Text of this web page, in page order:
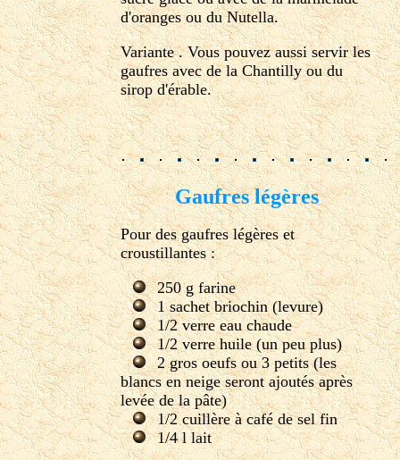
d'oranges ou du Nutella.
Variante . Vous pouvez aussi servir les
gaufres avec de la Chantilly ou du
sirop d'érable.
Gaufres légères
Pour des gaufres légères et
croustillantes :
250 g farine
1 sachet briochin (levure)
1/2 verre eau chaude
1/2 verre huile (un peu plus)
2 gros oeufs ou 3 petits (les
blancs en neige seront ajoutés après
levée de la pâte)
1/2 cuillère à café de sel fin
1/4 l lait